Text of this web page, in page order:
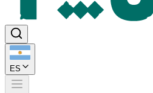
ES